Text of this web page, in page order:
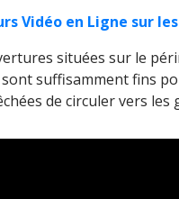
Vidéo en Ligne sur
situées sur le
suffisamment fins
de circuler vers les